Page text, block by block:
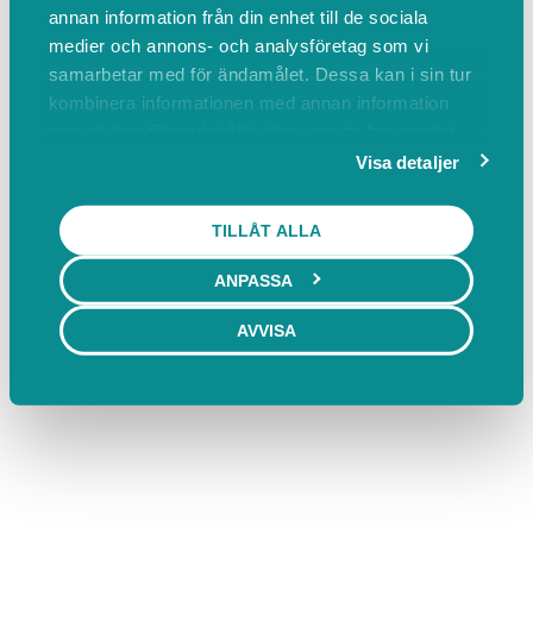
annan information från din enhet till de sociala
medier och annons- och analysföretag som vi
samarbetar med för ändamålet. Dessa kan i sin tur
kombinera informationen med annan information
Visa detaljer
TILLÅT ALLA
ANPASSA
AVVISA